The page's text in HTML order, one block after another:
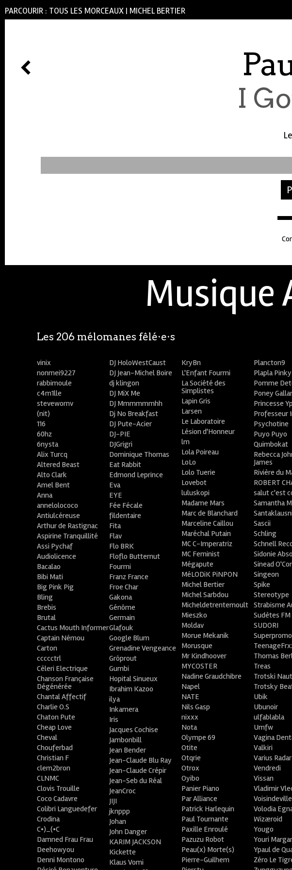
PARCOURIR : TOUS LES MORCEAUX | MICHEL BERTIER
I
Musique
Les 206 mélomanes fêlé⋅e⋅s
vinix
nonmei9227
rabbimoule
c4m1lle
stevewornv
(nit)
116
60hz
6nysta
Alix Turcq
Altered Beast
Alto Clark
Amel Bent
Anna
annelolococo
Antiulcéreuse
Arthur de Rastignac
Aspirine Tranquillité
Assi Pychaf
Audiolicence
Bacalao
Bibi Mati
Big Pink Pig
Bling
Brebis
Brutal
Cactus Mouth Informer
Captain Némou
Carton
ccccctrl
Céleri Electrique
Chanson Française
Dégénérée
Chantal Affectif
Charlie O.S
Chaton Pute
Cheap Love
Cheval
Chouferbad
Christian F
clem2bron
CLNMC
Clovis Trouille
Coco Cadavre
Colibri Languedefer
Crodina
C•)_(•C
Damned Frau Frau
Deehowyou
Denni Montono
DJ HoloWestCaust
DJ Jean-Michel Boire
dj klingon
DJ MiX Me
DJ Mmmmmmhh
Dj No Breakfast
DJ Pute-Acier
DJ-PIE
DJGrigri
Dominique Thomas
Eat Rabbit
Edmond Leprince
Eva
EYE
Fée Fécale
fildentaire
Fita
Flav
Flo BRK
Floflo Butternut
Fourmi
Franz France
Froe Char
Gakona
Génôme
Germain
Glafouk
Google Blum
Grenadine Vengeance
Grôprout
Gumbi
Hopital Sinueux
Ibrahim Kazoo
ilya
Inkamera
Iris
Jacques Cochise
Jambonbill
Jean Bender
Jean-Claude Blu Ray
Jean-Claude Crépir
Jean-Seb du Réal
JeanCroc
JIJI
jknppp
Johan
John Danger
KARIM JACKSON
Kickette
Klaus Vomi
KryBn
L'Enfant Fourmi
La Société des
Simplistes
Lapin Gris
Larsen
Le Laboratoire
Lésion d'Honneur
lm
Lola Poireau
LoLo
Lolo Tuerie
Lovebot
luluskopi
Madame Mars
Marc de Blanchard
Marceline Caillou
Maréchal Putain
MC C-Imperatriz
MC Feminist
Mégapute
MéLODiK PiNPON
Michel Bertier
Michel Sarbdou
Micheldetrentemoult
Mieszko
Moldav
Morue Mekanik
Morusque
Mr Kindhoover
MYCOSTER
Nadine Graudchibre
Napel
NATE
Nils Gasp
nixxx
Nota
Olympe 69
Otite
Otqrie
Otrox
Oyibo
Panier Piano
Par Alliance
Patrick Harlequin
Paul Tournante
Paxille Enroulé
Pazuzu Robot
Peau(x) Morte(s)
Pierre-Guilhem
Plancton9
Plapla Pinky
Pomme
Poney
Princesse
Professeur
Psychotine
Puyo Puyo
Quimbokat
Rebecca
James
Rivière du
ROBERT
salut c'est
Samantha
Sascii
Schling
Schnell
Sidonie
Sinead
Singeon
Spike
Stereotype
Strabisme
Sudètes FM
SUDORI
Thomas
Treas
Trotski
Trotsky
Ubik
Ubunoir
ulfablabla
Umfw
Vagina
Valkiri
Varius Radar
Vendredi
Vissan
Vladimir
Voisindeville
Volodia
Wizæroid
Yougo
Youri
Ypaul de
Zéro Le